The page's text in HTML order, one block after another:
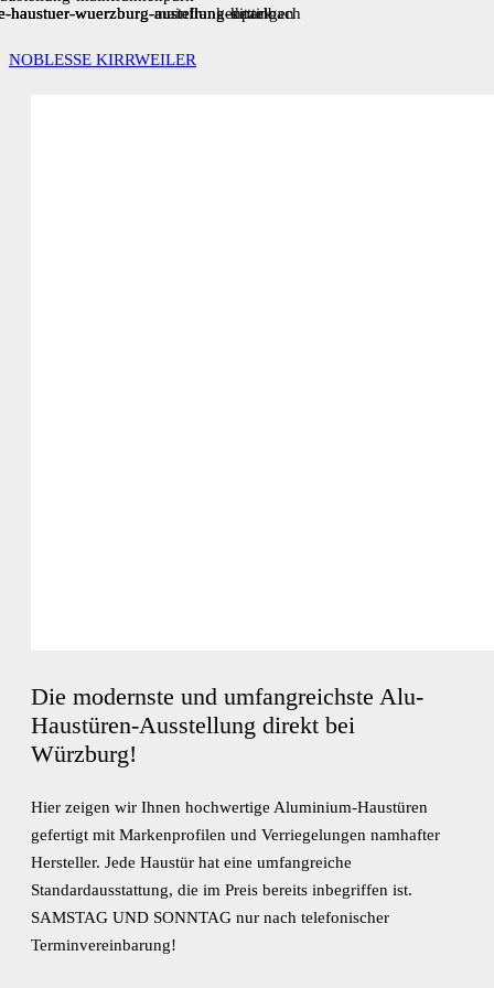
NOBLESSE KIRRWEILER
Die modernste und umfangreichste Alu-
Haustüren-Ausstellung direkt bei
Würzburg!
Hier zeigen wir Ihnen hochwertige Aluminium-Haustüren
gefertigt mit Markenprofilen und Verriegelungen namhafter
Hersteller. Jede Haustür hat eine umfangreiche
Standardausstattung, die im Preis bereits inbegriffen ist.
SAMSTAG UND SONNTAG nur nach telefonischer
Terminvereinbarung!